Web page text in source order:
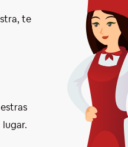
te
lugar.